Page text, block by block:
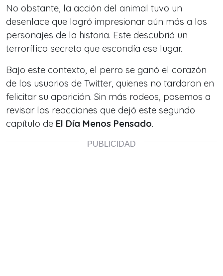
No obstante, la acción del animal tuvo un
desenlace que logró impresionar aún más a los
personajes de la historia. Este descubrió un
terrorífico secreto que escondía ese lugar.
Bajo este contexto, el perro se ganó el corazón
de los usuarios de Twitter, quienes no tardaron en
felicitar su aparición. Sin más rodeos, pasemos a
revisar las reacciones que dejó este segundo
capítulo de El Día Menos Pensado.